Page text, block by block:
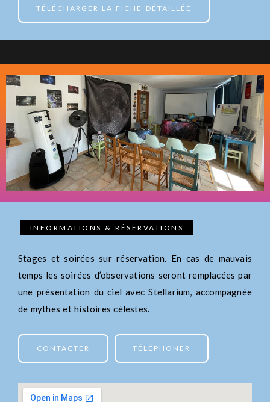
TÉLÉCHARGER LA FICHE DÉTAILLÉE
INFORMATIONS & RÉSERVATIONS
Stages et soirées sur réservation. En cas de mauvais
temps les soirées d’observations seront remplacées par
une présentation du ciel avec Stellarium, accompagnée
de mythes et histoires célestes.
CONTACTER TÉLÉPHONER